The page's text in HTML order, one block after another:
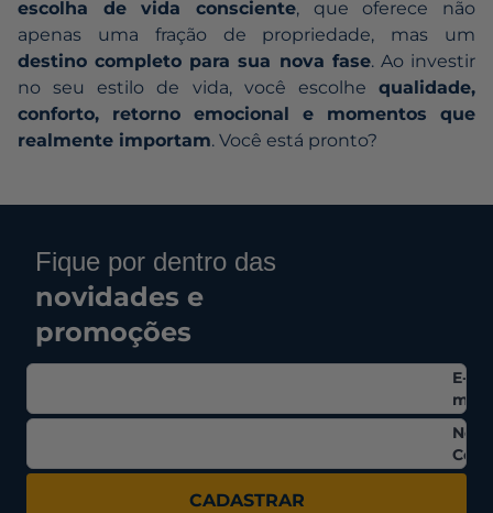
escolha de vida consciente, que oferece não
apenas uma fração de propriedade, mas um
destino completo para sua nova fase. Ao investir
no seu estilo de vida, você escolhe qualidade,
conforto, retorno emocional e momentos que
realmente importam. Você está pronto?
Fique por dentro das
novidades e
promoções
E-
mail
CADASTRAR